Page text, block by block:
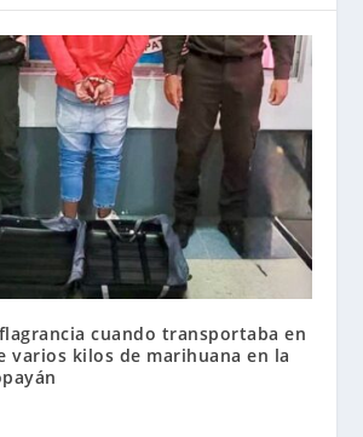
cuando transportaba en
varios kilos de marihuana en la